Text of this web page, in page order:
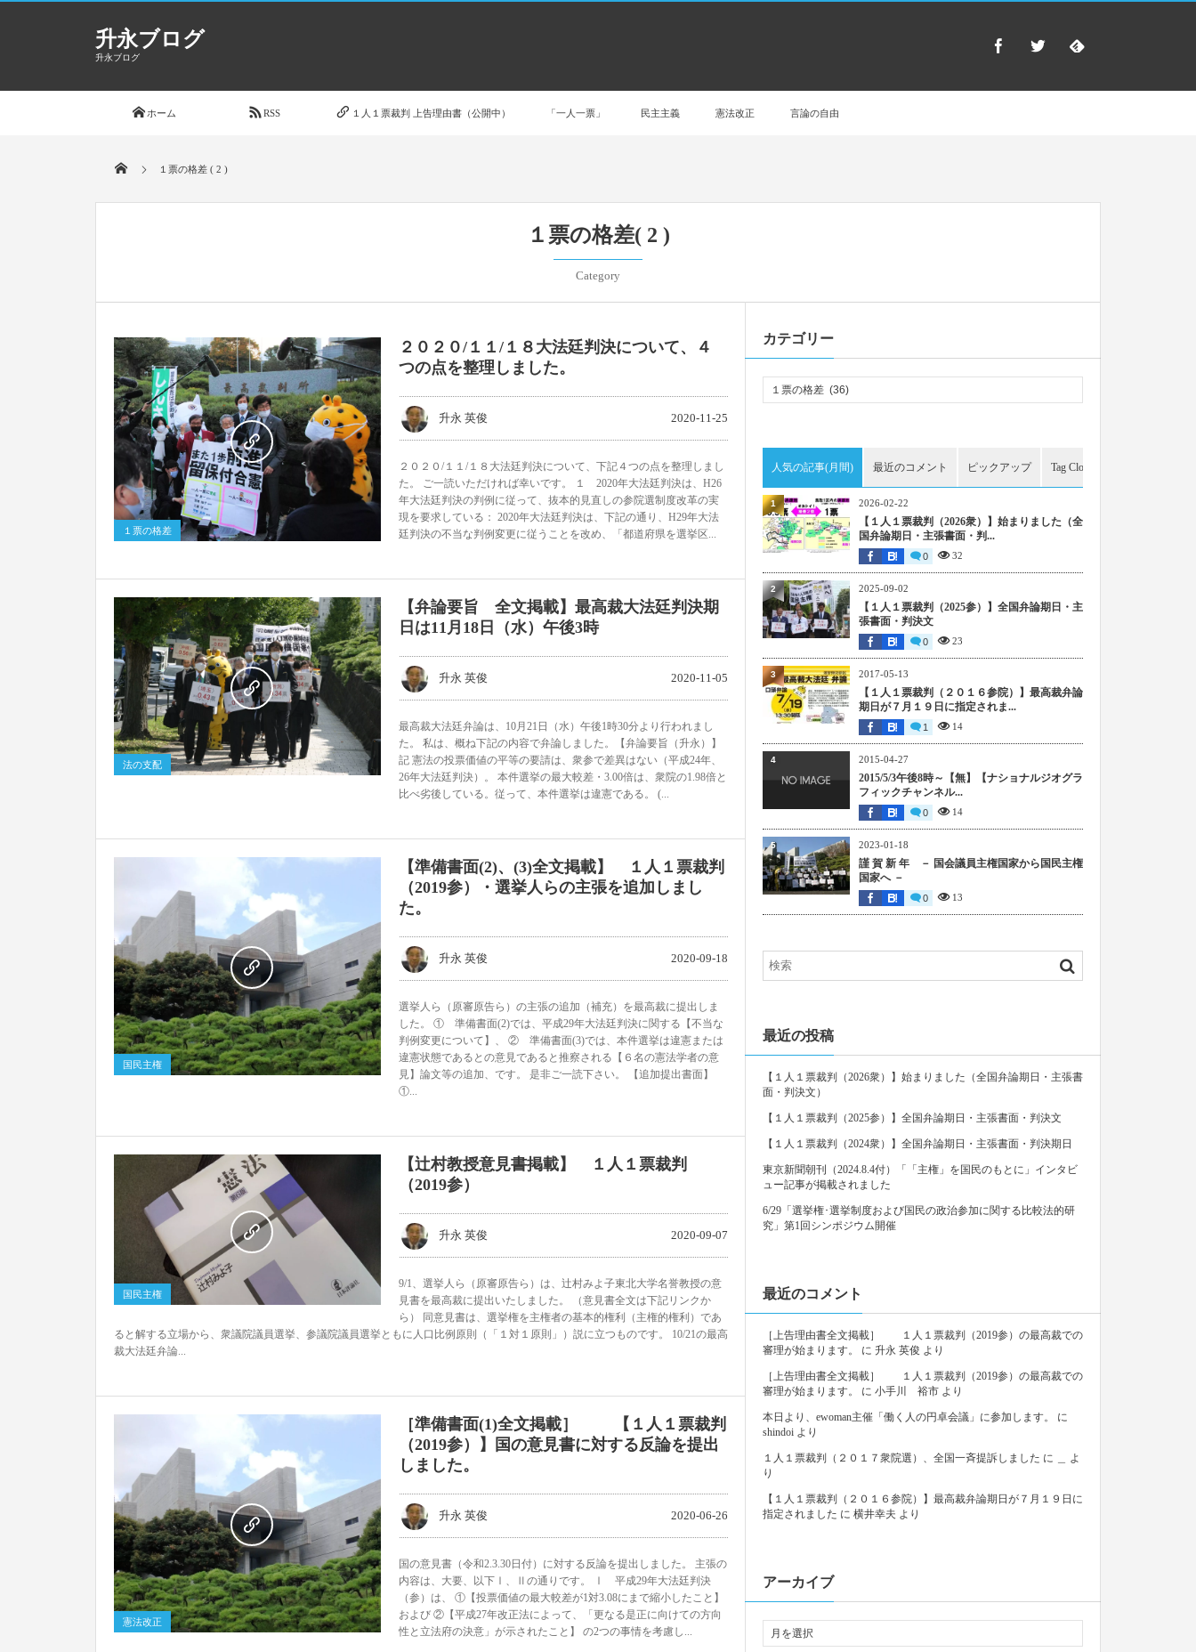
升永ブログ
升永ブログ
ホーム RSS １人１票裁判 上告理由書（公開中） 「一人一票」 民主主義 憲法改正 言論の自由
１票の格差 ( 2 )
１票の格差( 2 )
Category
１票の格差
0
２０２０/１１/１８大法廷判決について、４
つの点を整理しました。
升永 英俊 2020-11-25
２０２０/１１/１８大法廷判決について、下記４つの点を整理しまし
た。 ご一読いただければ幸いです。 １ 2020年大法廷判決は、H26
年大法廷判決の判例に従って、抜本的見直しの参院選制度改革の実
現を要求している： 2020年大法廷判決は、下記の通り、H29年大法
廷判決の不当な判例変更に従うことを改め、「都道府県を選挙区...
法の支配
【弁論要旨 全文掲載】最高裁大法廷判決期
日は11月18日（水）午後3時
升永 英俊 2020-11-05
最高裁大法廷弁論は、10月21日（水）午後1時30分より行われまし
た。 私は、概ね下記の内容で弁論しました。【弁論要旨（升永）】
記 憲法の投票価値の平等の要請は、衆参で差異はない（平成24年、
26年大法廷判決）。 本件選挙の最大較差・3.00倍は、衆院の1.98倍と
比べ劣後している。従って、本件選挙は違憲である。 (...
国民主権
0
【準備書面(2)、(3)全文掲載】 １人１票裁判
（2019参）・選挙人らの主張を追加しまし
た。
升永 英俊 2020-09-18
選挙人ら（原審原告ら）の主張の追加（補充）を最高裁に提出しま
した。 ① 準備書面(2)では、平成29年大法廷判決に関する【不当な
判例変更について】、 ② 準備書面(3)では、本件選挙は違憲または
違憲状態であるとの意見であると推察される【６名の憲法学者の意
見】論文等の追加、です。 是非ご一読下さい。 【追加提出書面】
①...
国民主権
【辻村教授意見書掲載】 １人１票裁判
（2019参）
升永 英俊 2020-09-07
9/1、選挙人ら（原審原告ら）は、辻村みよ子東北大学名誉教授の意
見書を最高裁に提出いたしました。 （意見書全文は下記リンクか
ら） 同意見書は、選挙権を主権者の基本的権利（主権的権利）であ
ると解する立場から、衆議院議員選挙、参議院議員選挙ともに人口比例原則（「１対１原則」）説に立つものです。 10/21の最高
裁大法廷弁論...
憲法改正
0
［準備書面(1)全文掲載］ 【１人１票裁判
（2019参）】国の意見書に対する反論を提出
しました。
升永 英俊 2020-06-26
国の意見書（令和2.3.30日付）に対する反論を提出しました。 主張の
内容は、大要、以下Ⅰ、Ⅱの通りです。 Ⅰ 平成29年大法廷判決
（参）は、 ①【投票価値の最大較差が1対3.08にまで縮小したこと】
および ②【平成27年改正法によって、「更なる是正に向けての方向
性と立法府の決意」が示されたこと】 の2つの事情を考慮し...
カテゴリー
人気の記事(月間) 最近のコメント ピックアップ Tag Cloud
2026-02-22
【１人１票裁判（2026衆）】始まりました（全
国弁論期日・主張書面・判...
0 32
1
2025-09-02
【１人１票裁判（2025参）】全国弁論期日・主
張書面・判決文
0 23
2
2017-05-13
【１人１票裁判（２０１６参院）】最高裁弁論
期日が７月１９日に指定されま...
1 14
3
2015-04-27
2015/5/3午後8時～【無】【ナショナルジオグラ
フィックチャンネル...
0 14
4
2023-01-18
謹 賀 新 年 － 国会議員主権国家から国民主権
国家へ －
0 13
5
最近の投稿
【１人１票裁判（2026衆）】始まりました（全国弁論期日・主張書
面・判決文）
【１人１票裁判（2025参）】全国弁論期日・主張書面・判決文
【１人１票裁判（2024衆）】全国弁論期日・主張書面・判決期日
東京新聞朝刊（2024.8.4付）「「主権」を国民のもとに」インタビ
ュー記事が掲載されました
6/29「選挙権･選挙制度および国民の政治参加に関する比較法的研
究」第1回シンポジウム開催
最近のコメント
［上告理由書全文掲載］ １人１票裁判（2019参）の最高裁での
審理が始まります。
に 升永 英俊 より
［上告理由書全文掲載］ １人１票裁判（2019参）の最高裁での
審理が始まります。
に 小手川 裕市 より
本日より、ewoman主催「働く人の円卓会議」に参加します。
に
shindoi より
１人１票裁判（２０１７衆院選）、全国一斉提訴しました に
よ
り
【１人１票裁判（２０１６参院）】最高裁弁論期日が７月１９日に
指定されました に 横井幸夫 より
アーカイブ